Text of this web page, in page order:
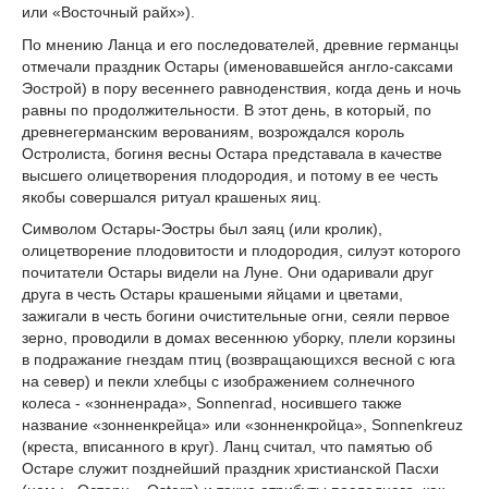
или «Восточный райх»).
По мнению Ланца и его последователей, древние германцы
отмечали праздник Остары (именовавшейся англо-саксами
Эострой) в пору весеннего равноденствия, когда день и ночь
равны по продолжительности. В этот день, в который, по
древнегерманским верованиям, возрождался король
Остролиста, богиня весны Остара представала в качестве
высшего олицетворения плодородия, и потому в ее честь
якобы совершался ритуал крашеных яиц.
Символом Остары-Эостры был заяц (или кролик),
олицетворение плодовитости и плодородия, силуэт которого
почитатели Остары видели на Луне. Они одаривали друг
друга в честь Остары крашеными яйцами и цветами,
зажигали в честь богини очистительные огни, сеяли первое
зерно, проводили в домах весеннюю уборку, плели корзины
в подражание гнездам птиц (возвращающихся весной с юга
на север) и пекли хлебцы с изображением солнечного
колеса - «зонненрада», Sonnenrad, носившего также
название «зонненкрейца» или «зонненкройца», Sonnenkreuz
(креста, вписанного в круг). Ланц считал, что памятью об
Остаре служит позднейший праздник христианской Пасхи